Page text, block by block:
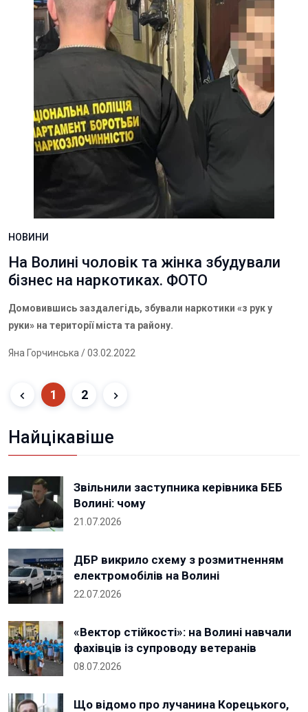
НОВИНИ
На Волині чоловік та жінка збудували
бізнес на наркотиках. ФОТО
Домовившись заздалегідь, збували наркотики «з рук у
руки» на території міста та району.
Яна Горчинська / 03.02.2022
1 2
Найцікавіше
Звільнили заступника керівника БЕБ
Волині: чому
21.07.2026
ДБР викрило схему з розмитненням
електромобілів на Волині
22.07.2026
«Вектор стійкості»: на Волині навчали
фахівців із супроводу ветеранів
08.07.2026
Що відомо про лучанина Корецького,